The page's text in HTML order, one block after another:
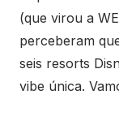
(que virou a
perceberam
seis resorts
vibe única.